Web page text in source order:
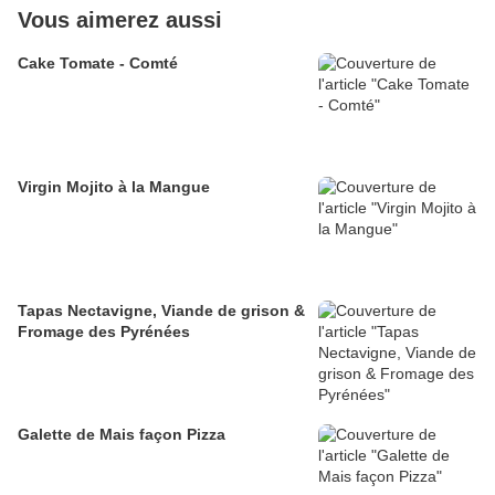
Vous aimerez aussi
Cake Tomate - Comté
Virgin Mojito à la Mangue
Tapas Nectavigne, Viande de grison &
Fromage des Pyrénées
Galette de Mais façon Pizza